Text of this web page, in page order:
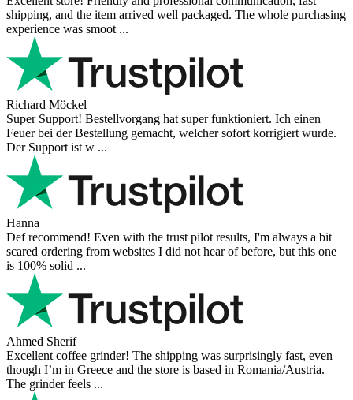
shipping, and the item arrived well packaged. The whole purchasing
experience was smoot ...
Richard Möckel
Super Support! Bestellvorgang hat super funktioniert. Ich einen
Feuer bei der Bestellung gemacht, welcher sofort korrigiert wurde.
Der Support ist w ...
Hanna
Def recommend! Even with the trust pilot results, I'm always a bit
scared ordering from websites I did not hear of before, but this one
is 100% solid ...
Ahmed Sherif
Excellent coffee grinder! The shipping was surprisingly fast, even
though I’m in Greece and the store is based in Romania/Austria.
The grinder feels ...